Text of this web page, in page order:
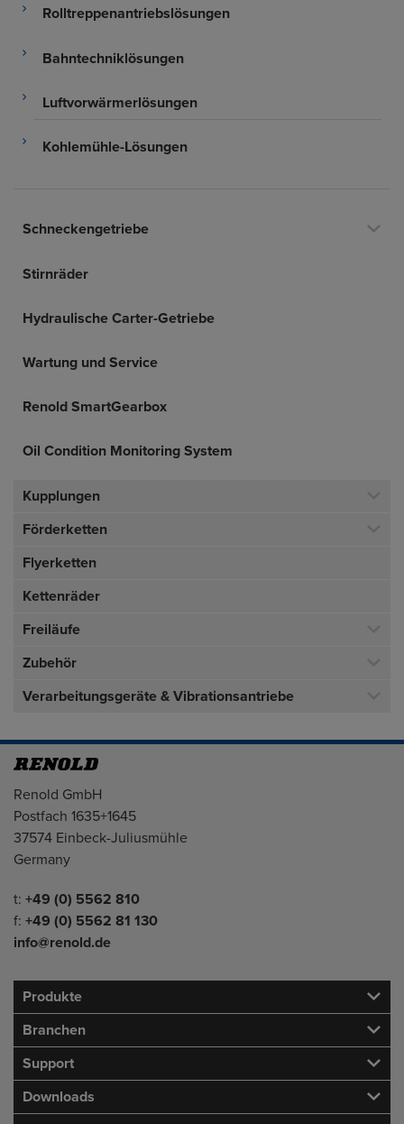
Rolltreppenantriebslösungen
Bahntechniklösungen
Luftvorwärmerlösungen
Kohlemühle-Lösungen
Schneckengetriebe
Stirnräder
Hydraulische Carter-Getriebe
Wartung und Service
Renold SmartGearbox
Oil Condition Monitoring System
Kupplungen
Förderketten
Flyerketten
Kettenräder
Freiläufe
Zubehör
Verarbeitungsgeräte & Vibrationsantriebe
Adresse
Renold GmbH
Postfach 1635+1645
37574 Einbeck-Juliusmühle
Germany
Telefon/Fax
t: +49 (0) 5562 810
f: +49 (0) 5562 81 130
info@renold.de
Produkte
Branchen
Support
Downloads